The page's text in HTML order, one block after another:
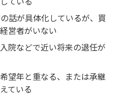
話が具体化しているが、買
営者がいない
院などで近い将来の退任が
望年と重なる、または承継
ている